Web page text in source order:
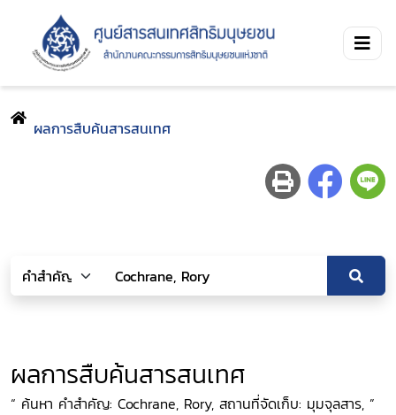
ผลการสืบค้นสารสนเทศ
ผลการสืบค้นสารสนเทศ
“ ค้นหา คำสำคัญ: Cochrane, Rory, สถานที่จัดเก็บ: มุมจุลสาร, ”